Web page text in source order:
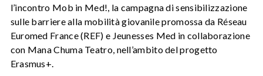
l’incontro Mob in Med!, la campagna di sensibilizzazione
sulle barriere alla mobilità giovanile promossa da Réseau
Euromed France (REF) e Jeunesses Med in collaborazione
con Mana Chuma Teatro, nell’ambito del progetto
Erasmus+.